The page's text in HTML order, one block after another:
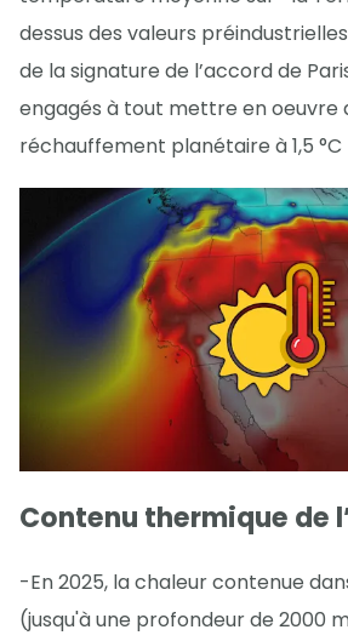
dessus des valeurs
de la signature de l’accord de
engagés à tout mettre en oeuvre
réchauffement planétaire à 1,5 °C
Contenu thermique de
-En 2025, la chaleur contenue
(jusqu'à une profondeur de 2000